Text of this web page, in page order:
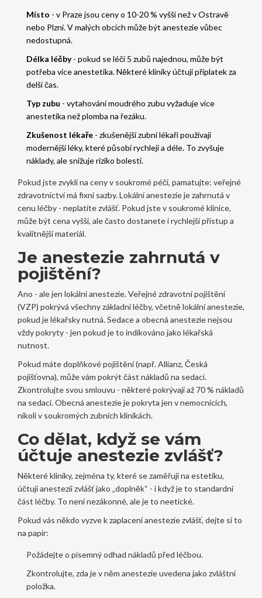
Místo - v Praze jsou ceny o 10-20 % vyšší než v Ostravě
nebo Plzni. V malých obcích může být anestezie vůbec
nedostupná.
Délka léčby- pokud se léčí 5 zubů najednou, může být
potřeba více anestetika. Některé kliniky účtují příplatek za
delší čas.
Typ zubu - vytahování moudrého zubu vyžaduje více
anestetika než plomba na řezáku.
Zkušenost lékaře- zkušenější zubní lékaři používají
modernější léky, které působí rychleji a déle. To zvyšuje
náklady, ale snižuje riziko bolesti.
Pokud jste zvyklí na ceny v soukromé péči, pamatujte: veřejné
zdravotnictví má fixní sazby. Lokální anestezie je zahrnutá v
cenu léčby - neplatíte zvlášť. Pokud jste v soukromé klinice,
může být cena vyšší, ale často dostanete i rychlejší přístup a
kvalitnější materiál.
Je anestezie zahrnutá v
pojištění?
Ano - ale jen lokální anestezie. Veřejné zdravotní pojištění
(VZP) pokrývá všechny základní léčby, včetně lokální anestezie,
pokud je lékařsky nutná. Sedace a obecná anestezie nejsou
vždy pokryty - jen pokud je to indikováno jako lékařská
nutnost.
Pokud máte doplňkové pojištění (např. Allianz, Česká
pojišťovna), může vám pokrýt část nákladů na sedaci.
Zkontrolujte svou smlouvu - některé pokrývají až 70 % nákladů
na sedaci. Obecná anestezie je pokryta jen v nemocnicích,
nikoli v soukromých zubních klinikách.
Co dělat, když se vám
účtuje anestezie zvlášť?
Některé kliniky, zejména ty, které se zaměřují na estetiku,
účtují anestezii zvlášť jako „doplněk“ - i když je to standardní
část léčby. To není nezákonné, ale je to neetické.
Pokud vás někdo vyzve k zaplacení anestezie zvlášť, dejte si to
na papír:
Požádejte o písemný odhad nákladů před léčbou.
Zkontrolujte, zda je v něm anestezie uvedena jako zvláštní
položka.